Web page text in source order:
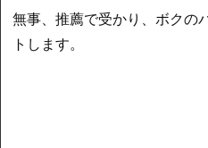
無事、推薦で受かり、ボクの
トします。